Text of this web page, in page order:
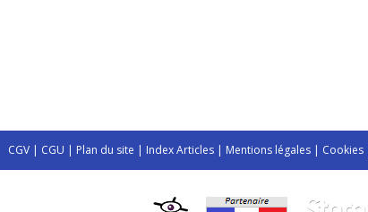
CGV | CGU | Plan du site | Index Articles | Mentions légales | Cookies